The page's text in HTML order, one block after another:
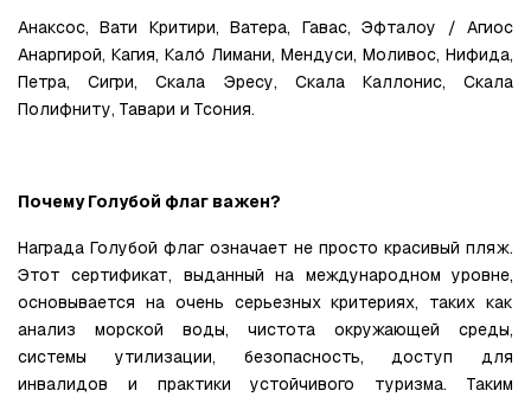
Анаксос, Вати Критири, Ватера, Гавас, Эфталоу / Агиос
Анаргирой, Кагия, Калó Лимани, Мендуси, Моливос, Нифида,
Петра, Сигри, Скала Эресу, Скала Каллонис, Скала
Полифниту, Тавари и Тсония.
Почему Голубой флаг важен?
Награда Голубой флаг означает не просто красивый пляж.
Этот сертификат, выданный на международном уровне,
основывается на очень серьезных критериях, таких как
анализ морской воды, чистота окружающей среды,
системы утилизации, безопасность, доступ для
инвалидов и практики устойчивого туризма. Таким